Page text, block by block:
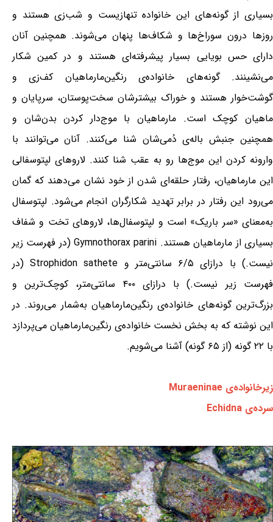
بسیاری از گونه‌های این خانواده تنهازیست و شب‌زی هستند و
روزها درون سوراخ‌ها و شکاف‌ها پنهان می‌شوند. همچنین آنان
دارای حس بویایی بسیار پیشرفته‌ای هستند و در کمین شکار
می‌نشینند. گونه‌های خانواده‌ی رنگین‌مارماهیان کف‌زی و
گوشت‌خوار هستند و خوراک بیشترشان سخت‌پوستان، سرپایان و
ماهیان کوچک است. مارماهیان با موج‌دار کردن بدن‌شان و
همچنین جنبش باله‌ی دُمی‌شان شنا می‌کنند. آنان می‌توانند با
وارونه کردن این موج‌ها رو به عقب شنا کنند. لاروهای لپتوسفالی
این مارماهیان، رفتار حلقه‌ای شدن از خود نشان می‌دهند که گمان
می‌رود این رفتار در برابر تهدید شکارگران انجام می‌شود. لپتوسفال
به‌معنای «سر باریک» است و لپتوسفال‌ها، لاروهای تخت و شفاف
بسیاری از مارماهیان هستند. Gymnothorax parini (در فهرست زیر
نیست.) با درازای ۶/۵ سانتی‌متر و Strophidon sathete (در
فهرست زیر نیست.) با درازای ۴۰۰ سانتی‌متر، کوچک‌ترین و
بزرگ‌ترین گونه‌های خانواده‌ی رنگین‌مارماهیان به‌شمار می‌روند. در
این نوشته که به بخش نخست خانواده‌ی رنگین‌مارماهیان می‌پردازد
با ۲۲ گونه (از ۶۵ گونه) آشنا می‌شویم.
زیرخانواده‌ی Muraeninae
سرده‌ی Echidna